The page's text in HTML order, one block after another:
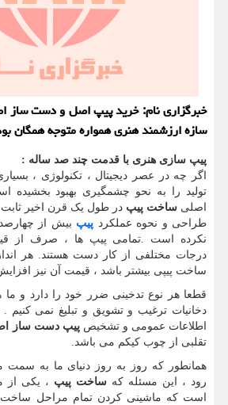
خبرگزاری نام: خرید پیپ اصل و دست
سازه ارزشمند هنری همواره متوجه همگان
پیپ سازی هنری با قدمت چند صد ساله :
اگر چه در عصر دیجیتال ، تکنولوژی ،
تولید را به نحو چشمگیری بهبود بخشیده
اصلی ساخت پیپ در طول یک قرن اخیر
طراحی و نحوه عملکرد پیپ بیش از
نکرده است .تمامی پیپ ها ، صرف از
درجات مختلفی از کار دست هستند. هر
ساخت پیپی بیشتر باشد ، قیمت آن نیز
قطعا هر نوع تدخینی ضرر خود را دارد و
دخانیات ترغیب و تشویق و تبلیغ نمی کنیم
اطلاعات عمومی و تشخیصپیپ دست ساز
تقلبی از چوب کیکم می باشد.
همانطور که روز به روز دنیای ما به
رود ، این مسئله که ساخت پیپ ، یکی از
است که ماشینی کردن تمام مراحل